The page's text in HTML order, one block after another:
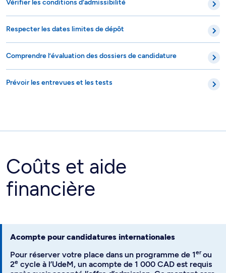
Vérifier les conditions d’admissibilité
Respecter les dates limites de dépôt
Comprendre l’évaluation des dossiers de candidature
Prévoir les entrevues et les tests
Coûts et aide
financière
Acompte pour candidatures internationales
Pour réserver votre place dans un programme de 1erou
2e cycle à l’UdeM, un acompte de 1 000 CAD est requis